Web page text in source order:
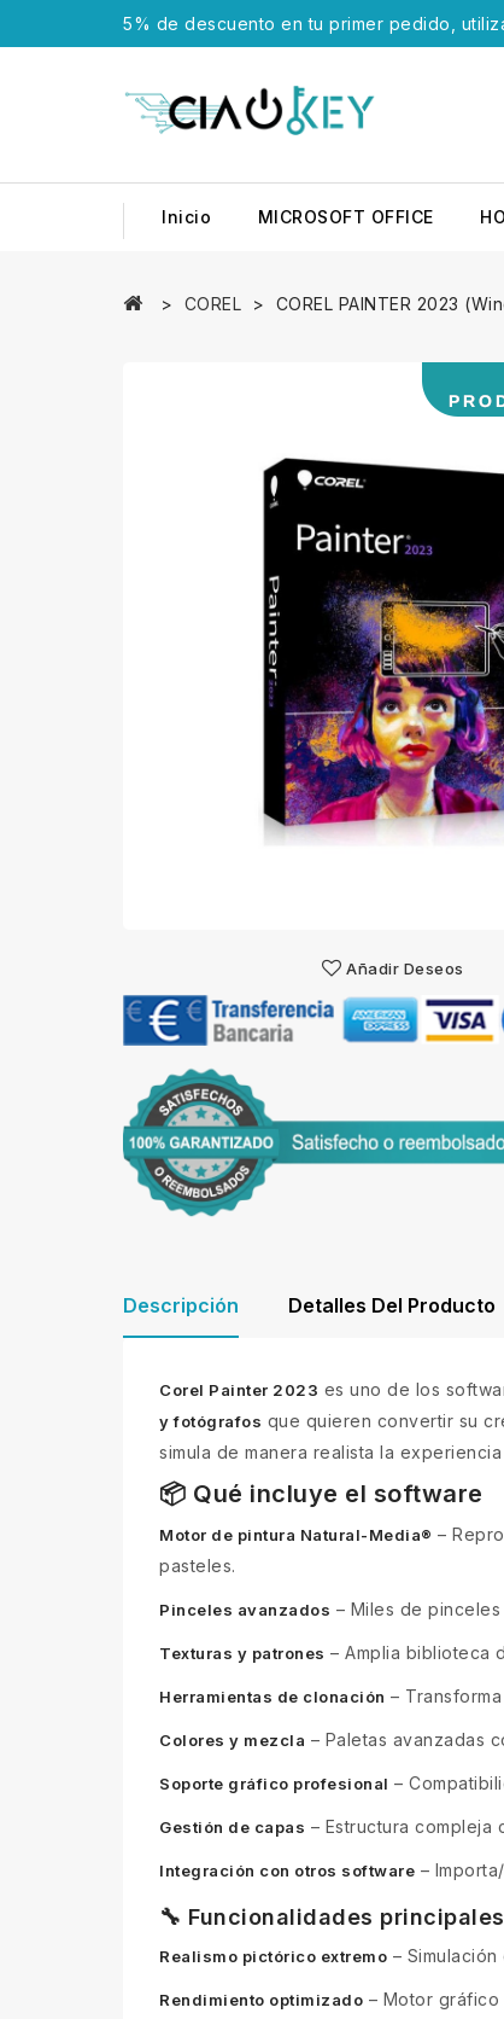
5% de descuento en tu primer pedido,
Inicio MICROSOFT OFFICE
COREL COREL PAINTER 2023
Añadir Deseos
Descripción Detalles Del Producto
Corel Painter 2023 es uno de los
y fotógrafos que quieren convertir su
simula de manera realista la
📦 Qué incluye el software
Motor de pintura Natural-Media® –
pasteles.
Pinceles avanzados – Miles de
Texturas y patrones – Amplia biblioteca
Herramientas de clonación –
Colores y mezcla – Paletas avanzadas
Soporte gráfico profesional –
Gestión de capas – Estructura
Integración con otros software –
🔧 Funcionalidades principales
Realismo pictórico extremo –
Rendimiento optimizado – Motor